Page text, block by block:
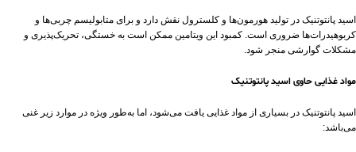
اسید پانتوتنیک در تولید هورمون‌ها و کلسترول نقش دارد و برای متابولیسم چربی‌ها و
کربوهیدرات‌ها ضروری است. کمبود این ویتامین ممکن است به خستگی، تحریک‌پذیری و
مشکلات گوارشی منجر شود.
مواد غذایی حاوی اسید پانتوتنیک
اسید پانتوتنیک در بسیاری از مواد غذایی یافت می‌شود، اما به‌طور ویژه در موارد زیر غنی
می‌باشد: